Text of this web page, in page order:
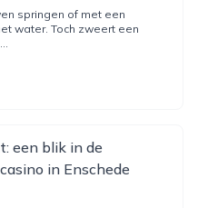
springen of met een
water. Toch zweert een
een blik in de
in Enschede